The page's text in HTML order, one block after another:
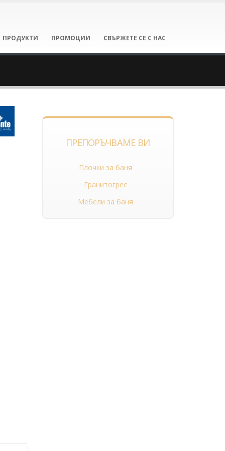
ПРОДУКТИ ПРОМОЦИИ СВЪРЖЕТЕ СЕ С НАС
ПРЕПОРЪЧВАМЕ ВИ
Плочки за баня
Гранитогрес
Мебели за баня